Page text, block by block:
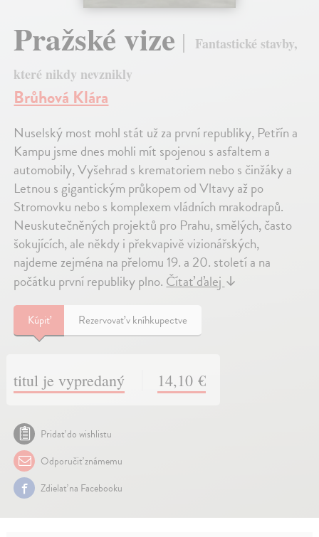
Pražské vize
Fantastické stavby,
které nikdy nevznikly
Brůhová Klára
Nuselský most mohl stát už za první republiky, Petřín a
Kampu jsme dnes mohli mít spojenou s asfaltem a
automobily, Vyšehrad s krematoriem nebo s činžáky a
Letnou s gigantickým průkopem od Vltavy až po
Stromovku nebo s komplexem vládních mrakodrapů.
Neuskutečněných projektů pro Prahu, smělých, často
šokujících, ale někdy i překvapivě vizionářských,
najdeme zejména na přelomu 19. a 20. století a na
počátku první republiky plno.Čítať ďalej↓
Kúpiť Rezervovať v kníhkupectve
titul je vypredaný 14,10 €
Pridať do wishlistu
Odporučiť známemu
Zdielať na Facebooku